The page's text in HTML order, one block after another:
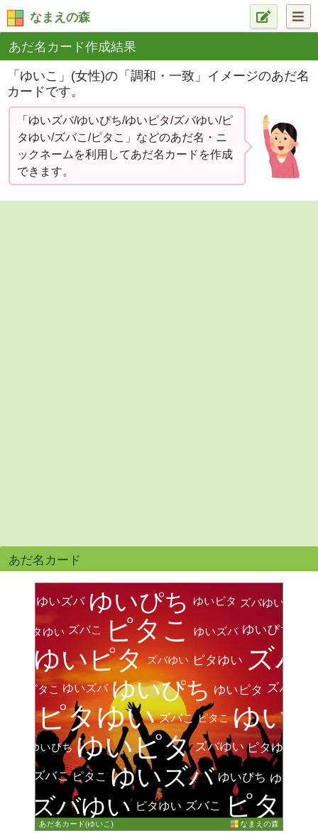
なまえの森
あだ名カード作成結果
「ゆいこ」(女性)の「調和・一致」イメージのあだ名
カードです。
「ゆいズバ/ゆいぴち/ゆいピタ/ズバゆい/ピ
タゆい/ズバこ/ピタこ」などのあだ名・ニ
ックネームを利用してあだ名カードを作成
できます。
あだ名カード